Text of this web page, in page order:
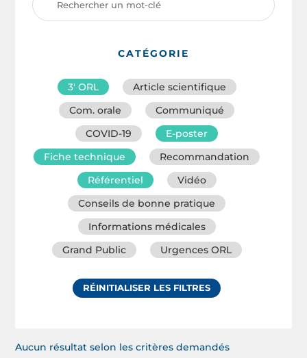
CATÉGORIE
3′ ORL
Article scientifique
Com. orale
Communiqué
COVID-19
E-poster
Fiche technique
Recommandation
Référentiel
Vidéo
Conseils de bonne pratique
Informations médicales
Grand Public
Urgences ORL
RÉINITIALISER LES FILTRES
Aucun résultat selon les critères demandés